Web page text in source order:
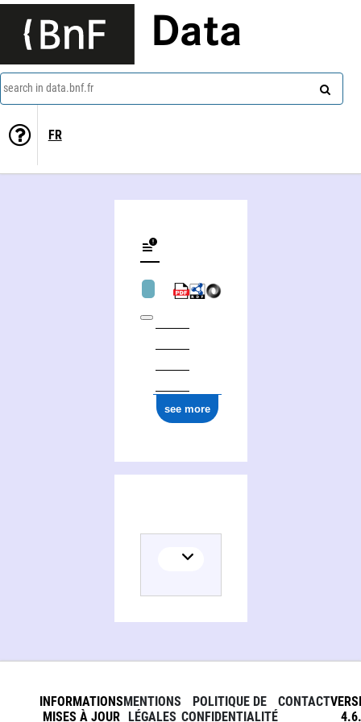
Data
search in data.bnf.fr
FR
see more
INFORMATIONS
MISES À JOUR
MENTIONS
LÉGALES
POLITIQUE DE
CONFIDENTIALITÉ
CONTACT